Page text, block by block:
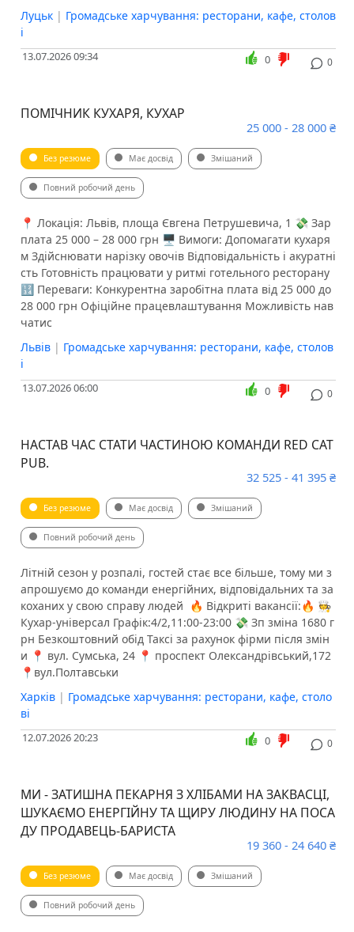
Луцьк | Громадське харчування: ресторани, кафе, столов
і
13.07.2026 09:34 0
0
ПОМІЧНИК КУХАРЯ, КУХАР
25 000 - 28 000 ₴
Без резюме Має досвід Змішаний
Повний робочий день
📍 Локація: Львів, площа Євгена Петрушевича, 1 💸 Зар
плата 25 000 – 28 000 грн 🖥 Вимоги: Допомагати кухаря
м Здійснювати нарізку овочів Відповідальність і акуратні
сть Готовність працювати у ритмі готельного ресторану
🔢 Переваги: Конкурентна заробітна плата від 25 000 до
28 000 грн Офіційне працевлаштування Можливість нав
чатис
Львів | Громадське харчування: ресторани, кафе, столов
і
13.07.2026 06:00 0
0
НАСТАВ ЧАС СТАТИ ЧАСТИНОЮ КОМАНДИ RED CAT
PUB.
32 525 - 41 395 ₴
Без резюме Має досвід Змішаний
Повний робочий день
Літній сезон у розпалі, гостей стає все більше, тому ми з
апрошуємо до команди енергійних, відповідальних та за
коханих у свою справу людей ️ 🔥 Відкриті вакансії:🔥 🧑‍🍳
Кухар-універсал Графік:4/2,11:00-23:00 💸 Зп зміна 1680 г
рн Безкоштовний обід Таксі за рахунок фірми після змін
и 📍 вул. Сумська, 24 📍 проспект Олександрівський,172
📍вул.Полтавськи
Харків | Громадське харчування: ресторани, кафе, столо
ві
12.07.2026 20:23 0
0
МИ - ЗАТИШНА ПЕКАРНЯ З ХЛІБАМИ НА ЗАКВАСЦІ,
ШУКАЄМО ЕНЕРГІЙНУ ТА ЩИРУ ЛЮДИНУ НА ПОСА
ДУ ПРОДАВЕЦЬ-БАРИСТА ️
19 360 - 24 640 ₴
Без резюме Має досвід Змішаний
Повний робочий день